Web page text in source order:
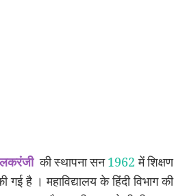
की स्थापना सन 1962 में शिक्षण
गई है । महाविद्यालय के हिंदी विभाग की